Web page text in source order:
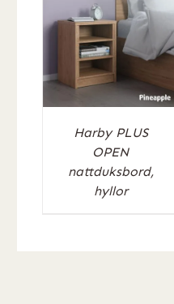
Harby PLUS
OPEN
nattduksbord,
hyllor